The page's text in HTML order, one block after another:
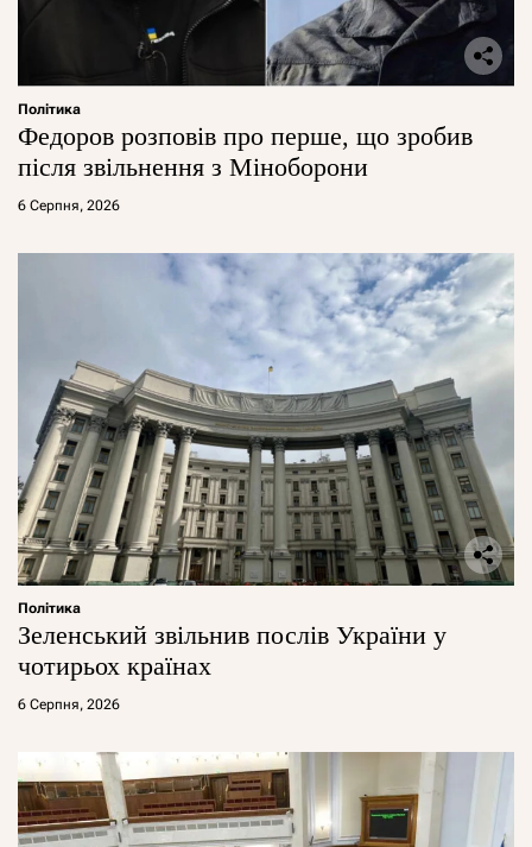
Політика
Федоров розповів про перше, що зробив
після звільнення з Міноборони
6 Серпня, 2026
Політика
Зеленський звільнив послів України у
чотирьох країнах
6 Серпня, 2026